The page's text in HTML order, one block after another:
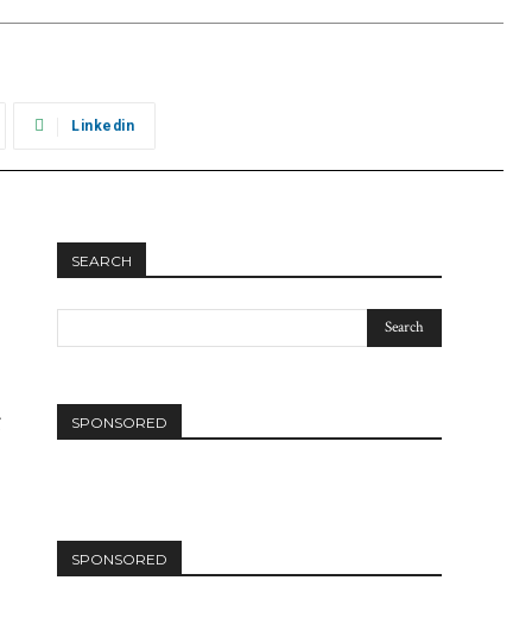
Linkedin
SEARCH
SPONSORED
SPONSORED